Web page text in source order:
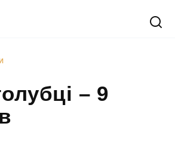
– 9